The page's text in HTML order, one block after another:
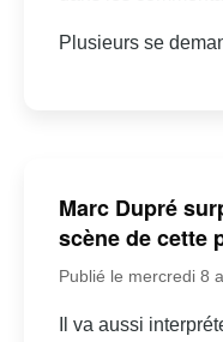
Plusieurs se
Marc Dupré
scène de cette
Publié le mercredi 8
Il va aussi